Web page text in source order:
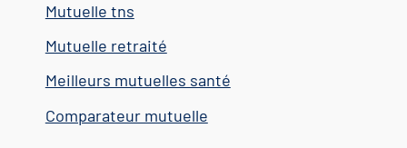
Mutuelle tns
Mutuelle retraité
Meilleurs mutuelles santé
Comparateur mutuelle